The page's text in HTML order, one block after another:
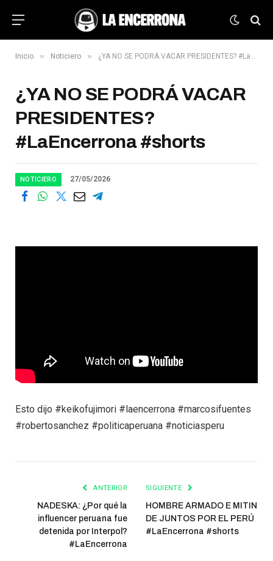
Inicio » Noticiero » ¿YA NO SE PODRÁ VACAR PRESIDENTES? #LaEncerrona #shorts
¿YA NO SE PODRÁ VACAR
PRESIDENTES?
#LaEncerrona #shorts
NOTICIERO 27/05/2026
Esto dijo #keikofujimori #laencerrona #marcosifuentes
#robertosanchez #politicaperuana #noticiasperu
ANTERIOR
NADESKA: ¿Por qué la
influencer peruana fue
detenida por Interpol?
#LaEncerrona
SIGUIENTE
HOMBRE ARMADO E MITIN
DE JUNTOS POR EL PERÚ
#LaEncerrona #shorts